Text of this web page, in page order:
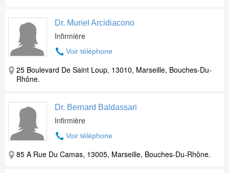
Dr. Muriel Arcidiacono
Infirmière
Voir téléphone
25 Boulevard De Saint Loup, 13010, Marseille, Bouches-Du-
Rhône.
Dr. Bernard Baldassari
Infirmière
Voir téléphone
85 A Rue Du Camas, 13005, Marseille, Bouches-Du-Rhône.